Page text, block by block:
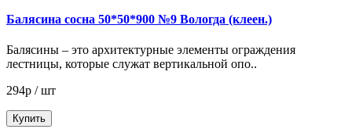
Балясина сосна 50*50*900 №9 Вологда (клеен.)
Балясины – это архитектурные элементы ограждения
лестницы, которые служат вертикальной опо..
294р / шт
Купить